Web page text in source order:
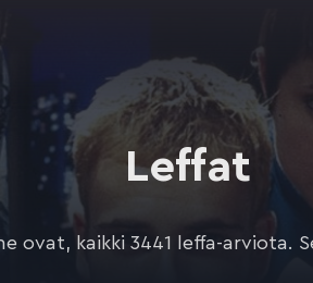
Leffat
ovat, kaikki 3441 leffa-arviota.